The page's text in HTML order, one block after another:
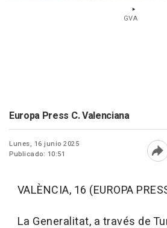
GVA
Europa Press C. Valenciana
Lunes, 16 junio 2025
Publicado: 10:51
VALÈNCIA, 16 (EUROPA
La Generalitat, a través de